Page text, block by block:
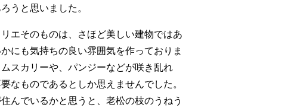
うと思いました。
エそのものは、さほど美しい建物ではあ
にも気持ちの良い雰囲気を作っておりま
スカリーや、パンジーなどが咲き乱れ
なものであるとしか思えませんでした。
んでいるかと思うと、老松の枝のうねう